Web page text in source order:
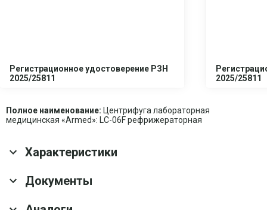
Регистрационное удостоверение РЗН
2025/25811
2025/25811
Полное наименование: Центрифуга лабораторная
медицинская «Armed»: LC-06F рефрижераторная
Характеристики
Основные характеристики
Документы